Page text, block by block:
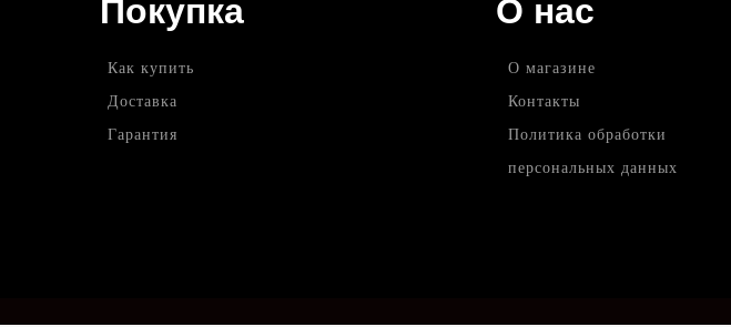
Покупка
Как купить
Доставка
Гарантия
О нас
О магазине
Контакты
Политика обработки
персональных данных